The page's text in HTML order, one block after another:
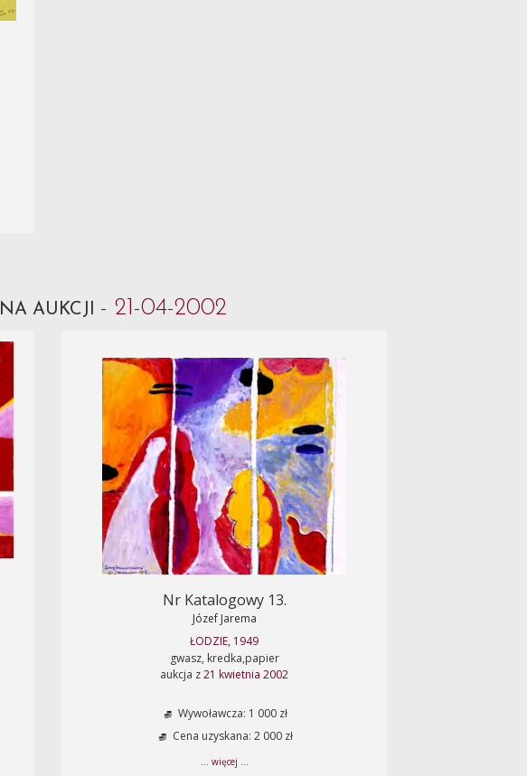
NA AUKCJI - 21-04-2002
Nr Katalogowy 13.
Józef Jarema
ŁODZIE, 1949
gwasz, kredka,papier
aukcja z21 kwietnia 2002
Wywoławcza: 1 000 zł
Cena uzyskana: 2 000 zł
... więcej ...